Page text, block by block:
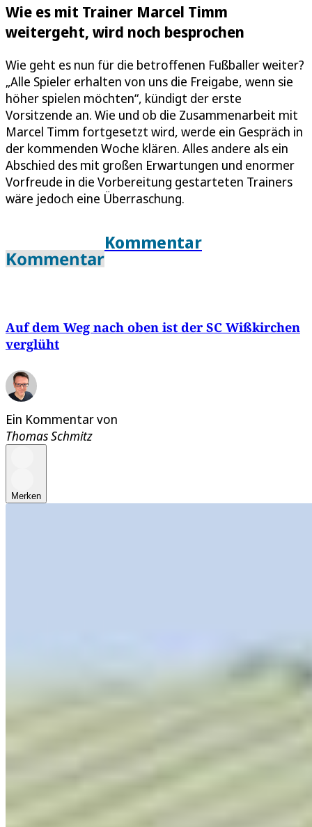
Wie es mit Trainer Marcel Timm
weitergeht, wird noch besprochen
Wie geht es nun für die betroffenen Fußballer weiter?
„Alle Spieler erhalten von uns die Freigabe, wenn sie
höher spielen möchten“, kündigt der erste
Vorsitzende an. Wie und ob die Zusammenarbeit mit
Marcel Timm fortgesetzt wird, werde ein Gespräch in
der kommenden Woche klären. Alles andere als ein
Abschied des mit großen Erwartungen und enormer
Vorfreude in die Vorbereitung gestarteten Trainers
wäre jedoch eine Überraschung.
Kommentar
Kommentar
Auf dem Weg nach oben ist der SC Wißkirchen
verglüht
Ein Kommentar von
Thomas Schmitz
Merken